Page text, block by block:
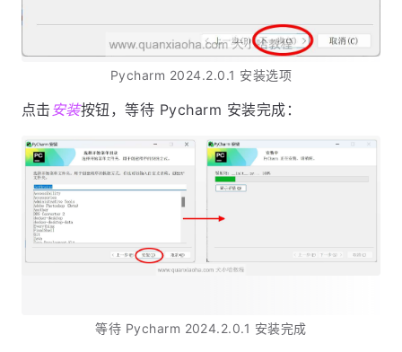
Pycharm 2024.2.0.1 安装选项
点击 安装按钮，等待 Pycharm 安装完成：
等待 Pycharm 2024.2.0.1 安装完成